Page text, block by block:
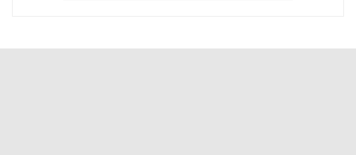
Dom bezpieczny i inteligentny